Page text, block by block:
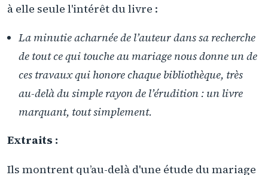
à elle seule l'intérêt du livre :
La minutie acharnée de l’auteur dans sa recherche
de tout ce qui touche au mariage nous donne un de
ces travaux qui honore chaque bibliothèque, très
au-delà du simple rayon de l’érudition : un livre
marquant, tout simplement.
Extraits :
Ils montrent qu’au-delà d'une étude du mariage